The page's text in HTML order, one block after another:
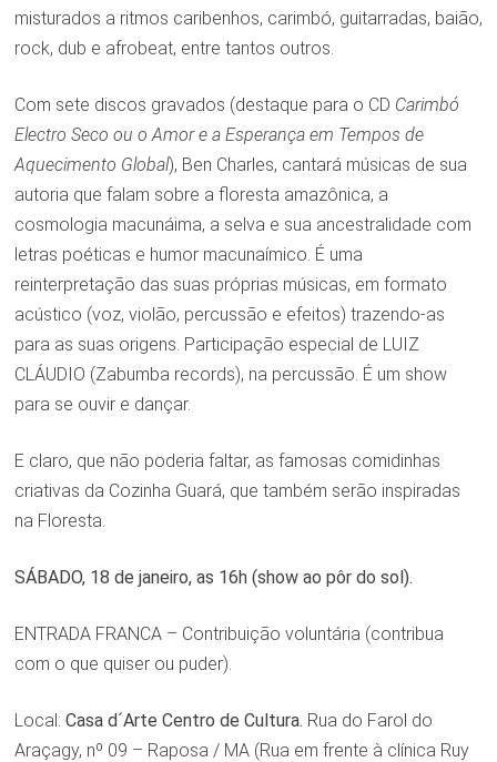
misturados a ritmos caribenhos, carimbó, guitarradas, baião,
rock, dub e afrobeat, entre tantos outros.
Com sete discos gravados (destaque para o CD Carimbó
Electro Seco ou o Amor e a Esperança em Tempos de
Aquecimento Global), Ben Charles, cantará músicas de sua
autoria que falam sobre a floresta amazônica, a
cosmologia macunáima, a selva e sua ancestralidade com
letras poéticas e humor macunaímico. É uma
reinterpretação das suas próprias músicas, em formato
acústico (voz, violão, percussão e efeitos) trazendo-as
para as suas origens. Participação especial de LUIZ
CLÁUDIO (Zabumba records), na percussão. É um show
para se ouvir e dançar.
E claro, que não poderia faltar, as famosas comidinhas
criativas da Cozinha Guará, que também serão inspiradas
na Floresta.
SÁBADO, 18 de janeiro, as 16h (show ao pôr do sol).
ENTRADA FRANCA – Contribuição voluntária (contribua
com o que quiser ou puder).
Local: Casa d´Arte Centro de Cultura. Rua do Farol do
Araçagy, nº 09 – Raposa / MA (Rua em frente à clínica Ruy